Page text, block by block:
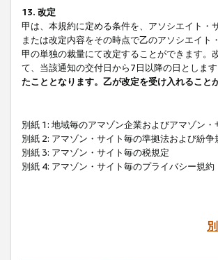
13. 改定
甲は、本規約に定める条件を、アソシエイト
または改定内容をその時点で乙のアソシエイ
甲の単独の裁量にて改定することができます
て、当該通知の交付日から7日以降の日とします
たこととなります。乙が改定を受け入れるこ
別紙 1: 地域毎のアマゾン企業およびアマゾン・
別紙 2: アマゾン・サイト毎の準拠法および紛争
別紙 3: アマゾン・サイト毎の税規定
別紙 4: アマゾン・サイト毎のプライバシー規約